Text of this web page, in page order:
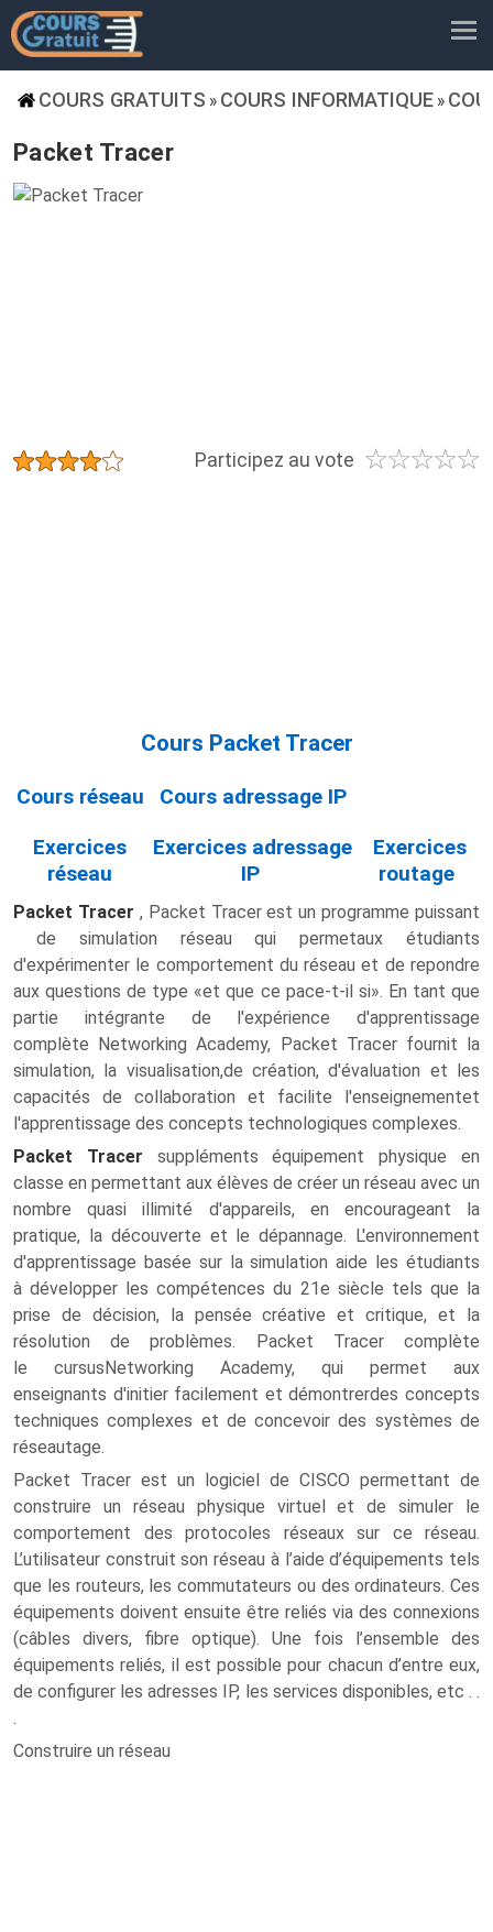
COURS GRATUITS » COURS INFORMATIQUE »
Packet Tracer
Participez au vote ☆☆☆☆☆
★★★★★
Cours Packet Tracer
Cours réseau
Cours adressage IP
Exercices
réseau
Exercices adressage
IP
Exercices
routage
Packet Tracer , Packet Tracer est un programme puissant
de simulation réseau qui permetaux étudiants
d'expérimenter le comportement du réseau et de repondre
aux questions de type «et que ce pace-t-il si». En tant que
partie intégrante de l'expérience d'apprentissage
complète Networking Academy, Packet Tracer fournit la
simulation, la visualisation,de création, d'évaluation et les
capacités de collaboration et facilite l'enseignementet
l'apprentissage des concepts technologiques complexes.
Packet Tracer suppléments équipement physique en
classe en permettant aux élèves de créer un réseau avec un
nombre quasi illimité d'appareils, en encourageant la
pratique, la découverte et le dépannage. L'environnement
d'apprentissage basée sur la simulation aide les étudiants
à développer les compétences du 21e siècle tels que la
prise de décision, la pensée créative et critique, et la
résolution de problèmes. Packet Tracer complète
le cursusNetworking Academy, qui permet aux
enseignants d'initier facilement et démontrerdes concepts
techniques complexes et de concevoir des systèmes de
réseautage.
Packet Tracer est un logiciel de CISCO permettant de
construire un réseau physique virtuel et de simuler le
comportement des protocoles réseaux sur ce réseau.
L’utilisateur construit son réseau à l’aide d’équipements tels
que les routeurs, les commutateurs ou des ordinateurs. Ces
équipements doivent ensuite être reliés via des connexions
(câbles divers, fibre optique). Une fois l’ensemble des
équipements reliés, il est possible pour chacun d’entre eux,
de configurer les adresses IP, les services disponibles, etc . .
.
Construire un réseau